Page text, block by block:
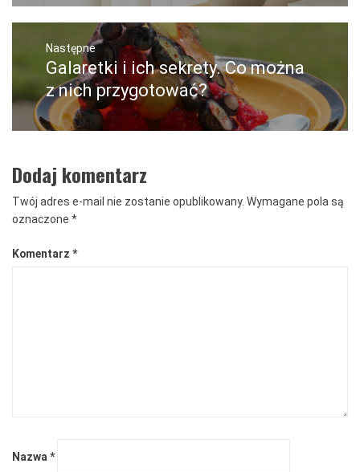
Następne
Następny
post:
Galaretki i ich sekrety. Co można
z nich przygotować?
Dodaj komentarz
Twój adres e-mail nie zostanie opublikowany. Wymagane pola są
oznaczone *
Komentarz *
Nazwa *